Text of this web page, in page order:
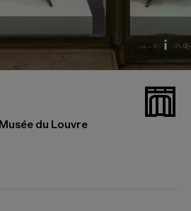
Olivier Saillard, 2026
_galv
du Louvre
un nouvel onglet)